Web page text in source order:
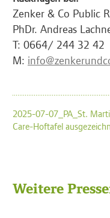
Zenker & Co Public
PhDr. Andreas
T: 0664/ 244 32 42
M:
2025-07-07_PA_St.
Care-Hoftafel
Weitere